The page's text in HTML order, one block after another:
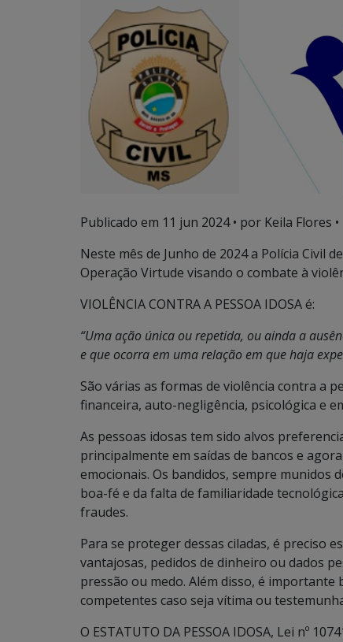
Publicado em 11 jun 2024• por Keila Flores •
Neste mês de Junho de 2024 a Polícia Civil
Operação Virtude visando o combate à
VIOLÊNCIA CONTRA A PESSOA IDOSA é:
“Uma ação única ou repetida, ou ainda a
e que ocorra em uma relação em que haja
São várias as formas de violência contra a
financeira, auto-negligência, psicológica e
As pessoas idosas tem sido alvos
principalmente em saídas de bancos e
emocionais. Os bandidos, sempre munidos
boa-fé e da falta de familiaridade
fraudes.
Para se proteger dessas ciladas, é preciso
vantajosas, pedidos de dinheiro ou dados
pressão ou medo. Além disso, é
competentes caso seja vítima ou
O ESTATUTO DA PESSOA IDOSA, Lei nº